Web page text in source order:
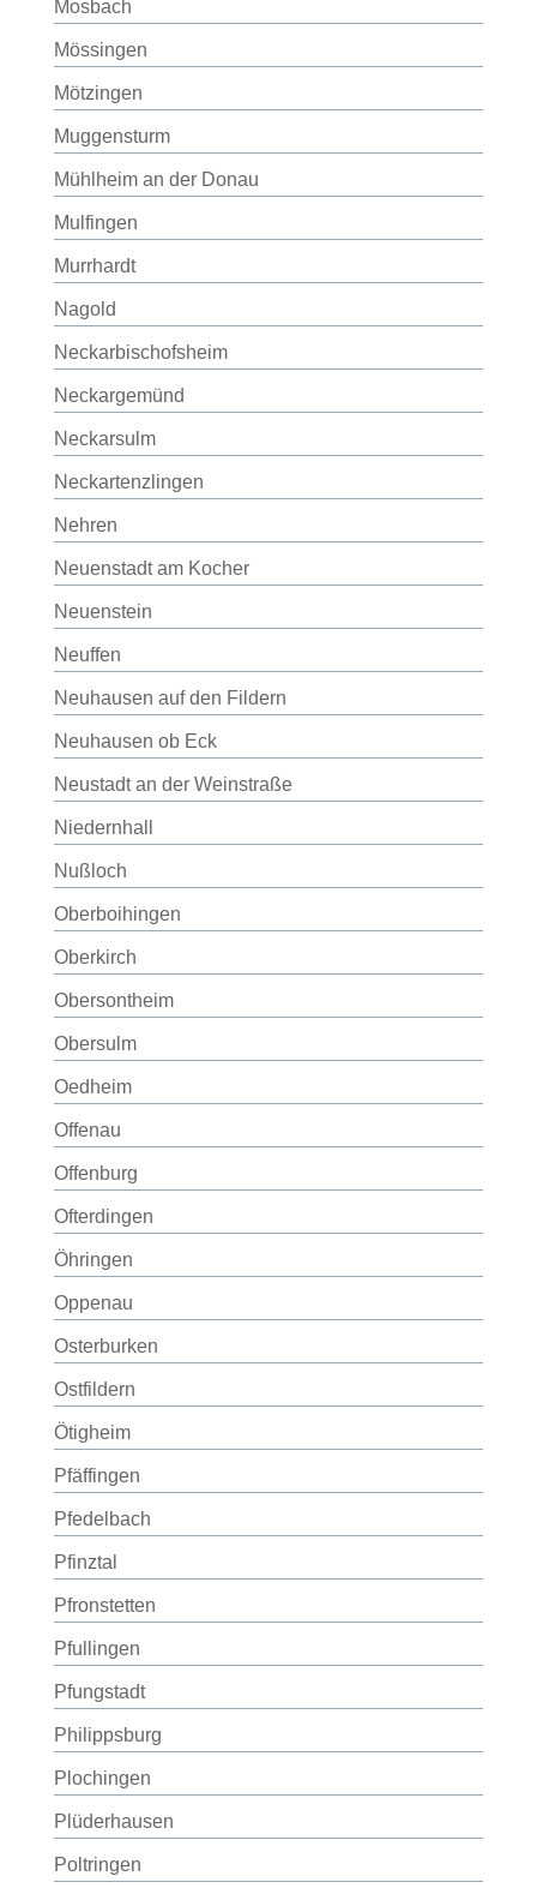
Mosbach
Mössingen
Mötzingen
Muggensturm
Mühlheim an der Donau
Mulfingen
Murrhardt
Nagold
Neckarbischofsheim
Neckargemünd
Neckarsulm
Neckartenzlingen
Nehren
Neuenstadt am Kocher
Neuenstein
Neuffen
Neuhausen auf den Fildern
Neuhausen ob Eck
Neustadt an der Weinstraße
Niedernhall
Nußloch
Oberboihingen
Oberkirch
Obersontheim
Obersulm
Oedheim
Offenau
Offenburg
Ofterdingen
Öhringen
Oppenau
Osterburken
Ostfildern
Ötigheim
Pfäffingen
Pfedelbach
Pfinztal
Pfronstetten
Pfullingen
Pfungstadt
Philippsburg
Plochingen
Plüderhausen
Poltringen